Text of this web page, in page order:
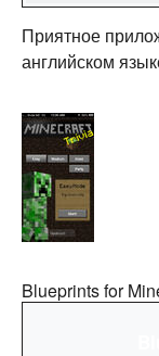
Приятное
английском
Blueprints for